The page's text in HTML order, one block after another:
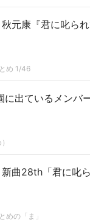
秋元康『君に叱ら
め 1/46
に出ているメン
新曲28th「君に叱
めの「ま」